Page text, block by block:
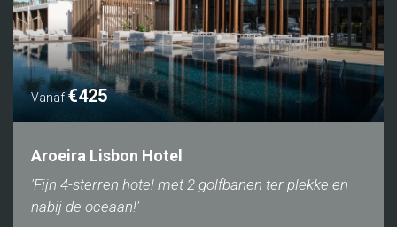
Vanaf€425
Aroeira Lisbon Hotel
'Fijn 4-sterren hotel met 2 golfbanen ter plekke en
nabij de oceaan!'